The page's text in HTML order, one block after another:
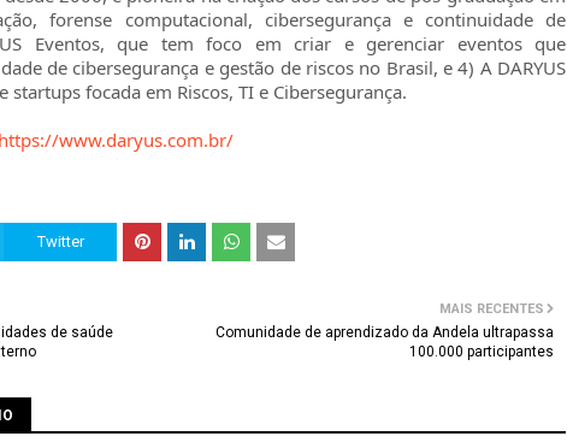
forense computacional, cibersegurança e continuidade de
Eventos, que tem foco em criar e gerenciar eventos que
de cibersegurança e gestão de riscos no Brasil, e 4) A DARYUS
startups focada em Riscos, TI e Cibersegurança.
https://www.daryus.com.br/
Twitter
MAIS RECENTES
Comunidade de aprendizado da Andela ultrapassa
100.000 participantes
de saúde